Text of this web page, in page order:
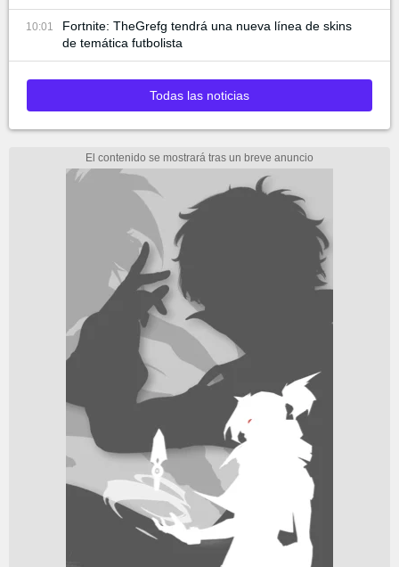
10:01
Fortnite: TheGrefg tendrá una nueva línea de skins
de temática futbolista
Todas las noticias